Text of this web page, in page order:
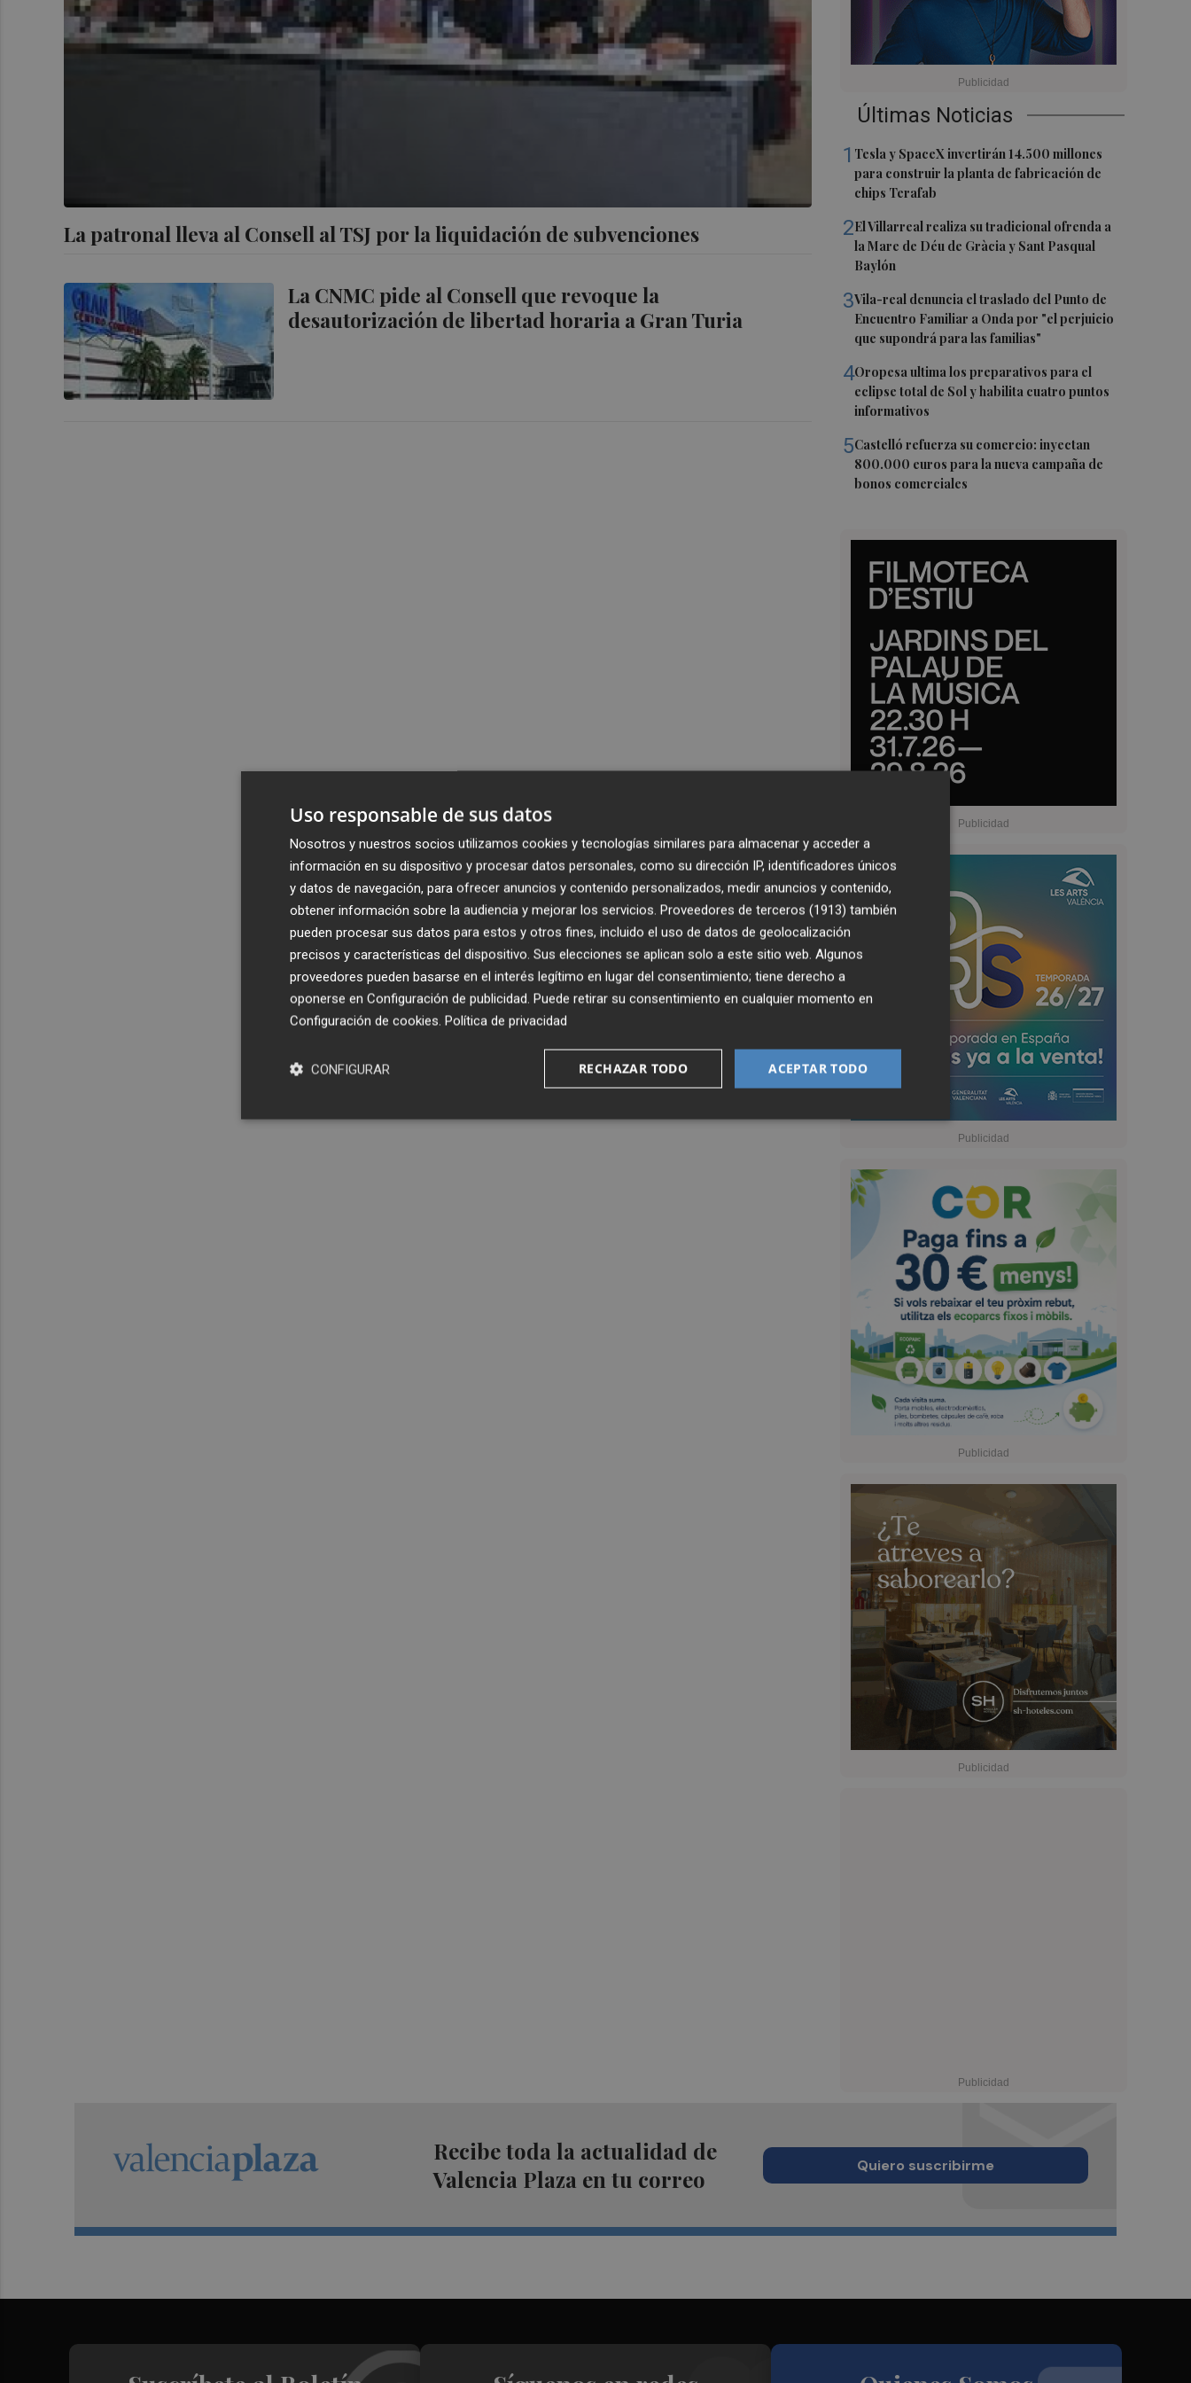
La patronal lleva al Consell al TSJ por la liquidación de subvenciones
La CNMC pide al Consell que revoque la
desautorización de libertad horaria a Gran Turia
Últimas Noticias
1 Tesla y SpaceX invertirán 14.500 millones
para construir la planta de fabricación de
chips Terafab
2El Villarreal realiza su tradicional ofrenda a
la Mare de Déu de Gràcia y Sant Pasqual
Baylón
3Vila-real denuncia el traslado del Punto de
Encuentro Familiar a Onda por "el perjuicio
que supondrá para las familias"
4Oropesa ultima los preparativos para el
eclipse total de Sol y habilita cuatro puntos
informativos
5Castelló refuerza su comercio: inyectan
800.000 euros para la nueva campaña de
bonos comerciales
Recibe toda la actualidad de
Valencia Plaza en tu correo
Quiero suscribirme
Uso responsable de sus datos
Nosotros y nuestros socios utilizamos cookies y tecnologías similares para almacenar y acceder a
información en su dispositivo y procesar datos personales, como su dirección IP, identificadores únicos
y datos de navegación, para ofrecer anuncios y contenido personalizados, medir anuncios y contenido,
obtener información sobre la audiencia y mejorar los servicios. Proveedores de terceros (1913) también
pueden procesar sus datos para estos y otros fines, incluido el uso de datos de geolocalización
precisos y características del dispositivo. Sus elecciones se aplican solo a este sitio web. Algunos
proveedores pueden basarse en el interés legítimo en lugar del consentimiento; tiene derecho a
oponerse en Configuración de publicidad. Puede retirar su consentimiento en cualquier momento en
Configuración de cookies. Política de privacidad
ACEPTAR TODO
RECHAZAR TODO
CONFIGURAR